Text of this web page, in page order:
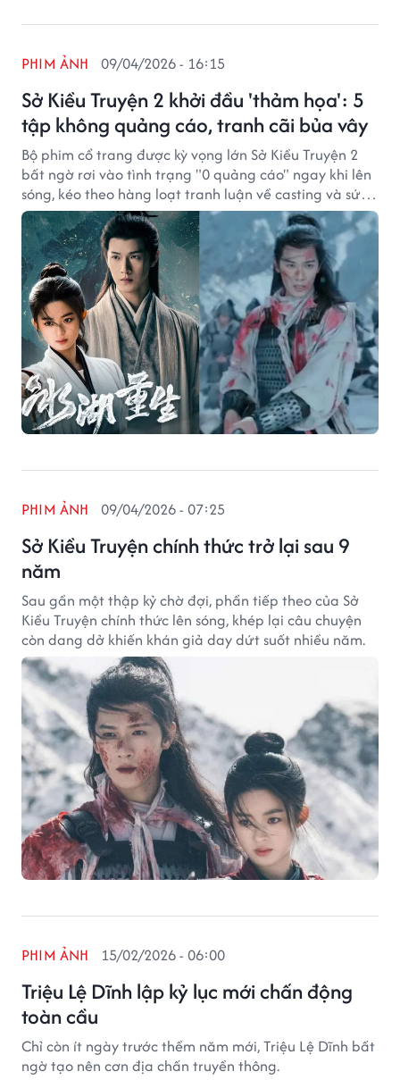
Sở Kiều Truyện 2 khởi đầu 'thảm họa': 5
tập không quảng cáo, tranh cãi bủa vây
PHIM ẢNH 09/04/2026 - 16:15
Bộ phim cổ trang được kỳ vọng lớn Sở Kiều Truyện 2
bất ngờ rơi vào tình trạng "0 quảng cáo" ngay khi lên
sóng, kéo theo hàng loạt tranh luận về casting và sức
hút thương mại.
Sở Kiều Truyện chính thức trở lại sau 9
năm
PHIM ẢNH 09/04/2026 - 07:25
Sau gần một thập kỷ chờ đợi, phần tiếp theo của Sở
Kiều Truyện chính thức lên sóng, khép lại câu chuyện
còn dang dở khiến khán giả day dứt suốt nhiều năm.
Triệu Lệ Dĩnh lập kỷ lục mới chấn động
toàn cầu
PHIM ẢNH 15/02/2026 - 06:00
Chỉ còn ít ngày trước thềm năm mới, Triệu Lệ Dĩnh bất
ngờ tạo nên cơn địa chấn truyền thông.